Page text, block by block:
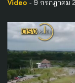
Video - 9 กรกฎาคม